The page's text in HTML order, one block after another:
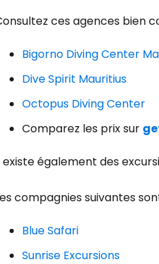
ces agences bien
Bigorno Diving Center
Dive Spirit Mauritius
Octopus Diving Center
Comparez les prix sur
existe également des
compagnies suivantes
Blue Safari
Sunrise Excursions